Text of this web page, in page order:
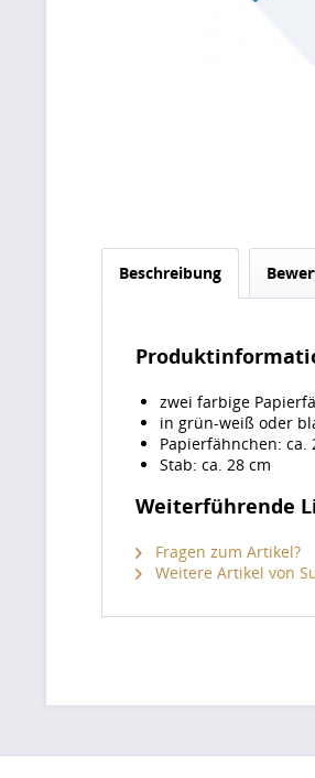
Beschreibung
zwei farbige
in grün-weiß oder
Papierfähnchen: ca.
Stab: ca. 28 cm
Weiterführende
Fragen zum Artikel?
Weitere Artikel von